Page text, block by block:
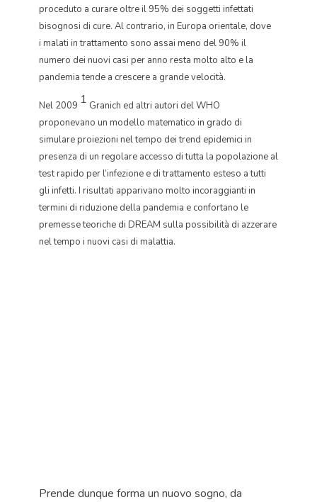
proceduto a curare oltre il 95% dei soggetti infettati
bisognosi di cure. Al contrario, in Europa orientale, dove
i malati in trattamento sono assai meno del 90% il
numero dei nuovi casi per anno resta molto alto e la
pandemia tende a crescere a grande velocità.
Nel 2009 1 Granich ed altri autori del WHO
proponevano un modello matematico in grado di
simulare proiezioni nel tempo dei trend epidemici in
presenza di un regolare accesso di tutta la popolazione al
test rapido per l’infezione e di trattamento esteso a tutti
gli infetti. I risultati apparivano molto incoraggianti in
termini di riduzione della pandemia e confortano le
premesse teoriche di DREAM sulla possibilità di azzerare
nel tempo i nuovi casi di malattia.
Prende dunque forma un nuovo sogno, da